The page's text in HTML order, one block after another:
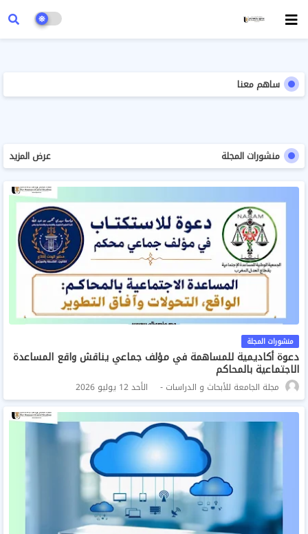
ساهم معنا
منشورات المجلة عرض المزيد
منشورات المجلة
دعوة أكاديمية للمساهمة في مؤلف جماعي يناقش واقع المساعدة
الاجتماعية بالمحاكم
مجلة الجامعة للأبحاث و الدراسات الأحد 12 يوليو 2026